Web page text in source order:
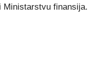
Ministarstvu finansija.